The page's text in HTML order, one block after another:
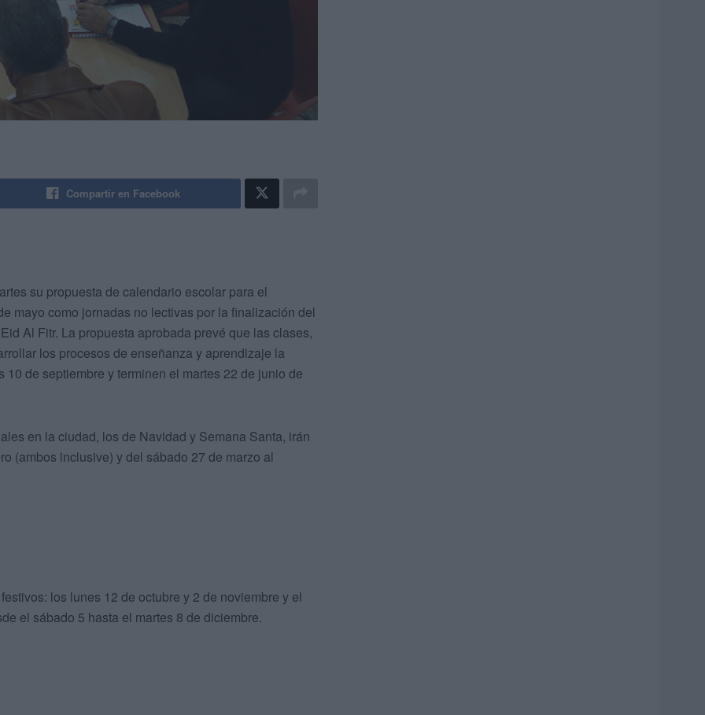
Compartir en Facebook
su propuesta de calendario escolar para el
mayo como jornadas no lectivas por la finalización del
Al Fitr. La propuesta aprobada prevé que las clases,
los procesos de enseñanza y aprendizaje la
de septiembre y terminen el martes 22 de junio de
en la ciudad, los de Navidad y Semana Santa, irán
(ambos inclusive) y del sábado 27 de marzo al
los lunes 12 de octubre y 2 de noviembre y el
el sábado 5 hasta el martes 8 de diciembre.